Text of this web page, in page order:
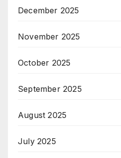
December 2025
November 2025
October 2025
September 2025
August 2025
July 2025